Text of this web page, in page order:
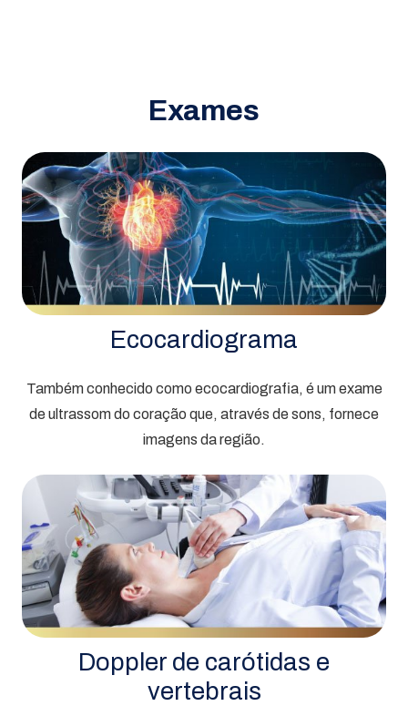
Exames
Ecocardiograma
Também conhecido como ecocardiografia, é um exame
de ultrassom do coração que, através de sons, fornece
imagens da região.
Doppler de carótidas e
vertebrais